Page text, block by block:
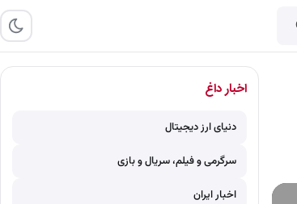
اخبار داغ
دنیای ارز دیجیتال
سرگرمی و فیلم، سریال و بازی
اخبار ایران